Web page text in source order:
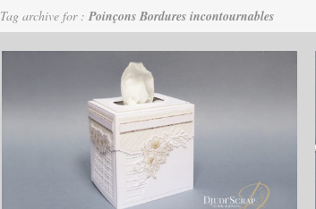
Tag archive for : Poinçons Bordures incontournables